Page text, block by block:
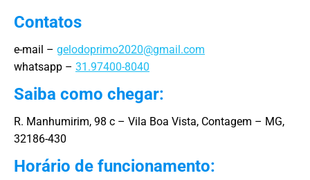
Contatos
e-mail – gelodoprimo2020@gmail.com
whatsapp – 31.97400-8040
Saiba como chegar:
R. Manhumirim, 98 c – Vila Boa Vista, Contagem – MG,
32186-430
Horário de funcionamento: